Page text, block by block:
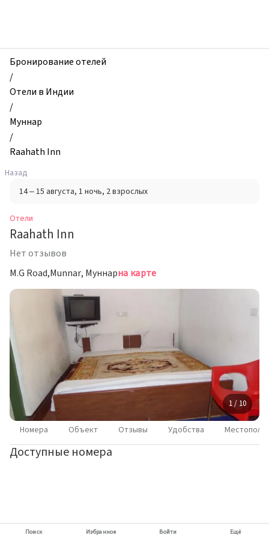
Raahath
Inn,
Муннар,
Индия
Бронирование отелей
/
Отели в Индии
/
Муннар
/
Raahath Inn
Назад
14 – 15 августа, 1 ночь, 2 взрослых
Отели
Raahath Inn
Нет отзывов
M.G Road,Munnar, Муннарна карте
1 / 10
Номера Объект Отзывы Удобства
Доступные номера
Поиск Избранное Войти Ещё